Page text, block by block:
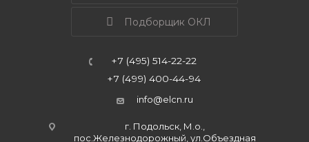
Подборщик ОКЛ
+7 (495) 514-22-22
+7 (499) 400-44-94
info@elcn.ru
г. Подольск, М.о.,
пос.Железнодорожный, ул.Объездная